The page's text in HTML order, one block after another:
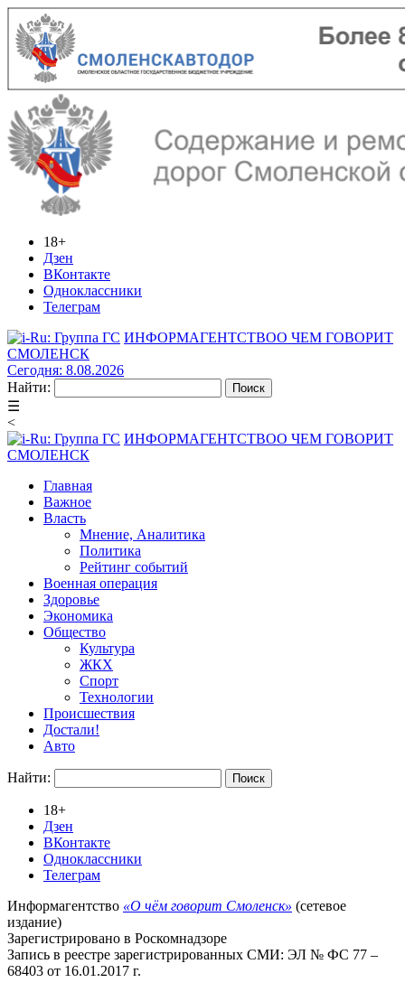
18+
Дзен
ВКонтакте
Одноклассники
Телеграм
ИНФОРМАГЕНТСТВОО ЧЕМ ГОВОРИТ
СМОЛЕНСК
Сегодня: 8.08.2026
Найти:
☰
<
ИНФОРМАГЕНТСТВОО ЧЕМ ГОВОРИТ
СМОЛЕНСК
Главная
Важное
Власть
Мнение, Аналитика
Политика
Рейтинг событий
Военная операция
Здоровье
Экономика
Общество
Культура
ЖКХ
Спорт
Технологии
Происшествия
Достали!
Авто
Найти:
18+
Дзен
ВКонтакте
Одноклассники
Телеграм
Информагентство «О чём говорит Смоленск» (сетевое
издание)
Зарегистрировано в Роскомнадзоре
Запись в реестре зарегистрированных СМИ: ЭЛ № ФС 77 –
68403 от 16.01.2017 г.